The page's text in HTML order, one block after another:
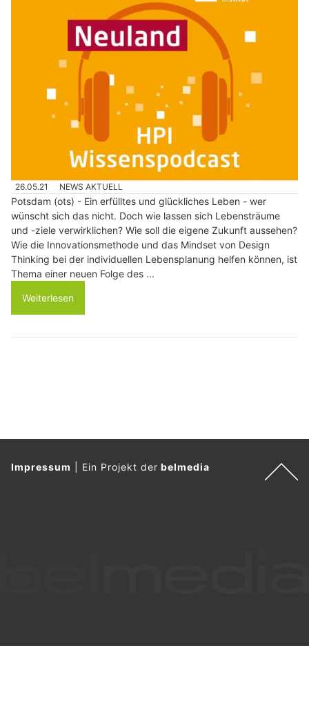
26.05.21 NEWS AKTUELL
Potsdam (ots) - Ein erfülltes und glückliches Leben - wer
wünscht sich das nicht. Doch wie lassen sich Lebensträume
und -ziele verwirklichen? Wie soll die eigene Zukunft aussehen?
Wie die Innovationsmethode und das Mindset von Design
Thinking bei der individuellen Lebensplanung helfen können, ist
Thema einer neuen Folge des ...
Weiterlesen
Impressum Ein Projekt derbelmedia